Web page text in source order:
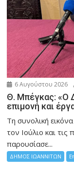
6 Αυγούστου 2026
Θ. Μπέγκας: «Ο
επιμονή και
Τη συνολική
τον Ιούλιο και
παρουσίασε...
ΔΗΜΟΣ ΙΩΑΝΝΙΤΩΝ